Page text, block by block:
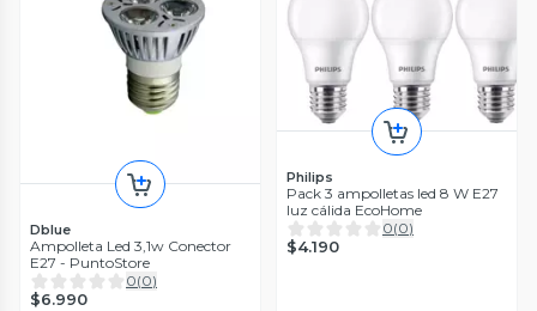
Dblue
Ampolleta Led 3,1w Conector
E27 - PuntoStore
0(0)
$6.990
Philips
Pack 3 ampolletas led 8 W E27
luz cálida EcoHome
0(0)
$4.190